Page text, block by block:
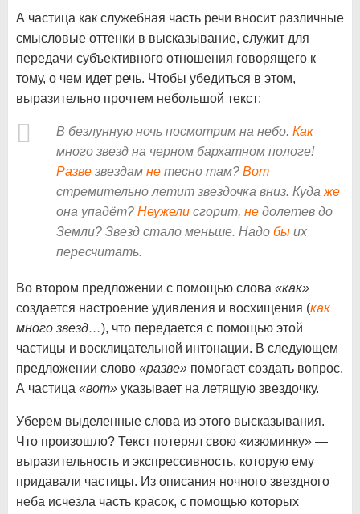
А частица как служебная часть речи вносит различные
смысловые оттенки в высказывание, служит для
передачи субъективного отношения говорящего к
тому, о чем идет речь. Чтобы убедиться в этом,
выразительно прочтем небольшой текст:
В безлунную ночь посмотрим на небо. Как
много звезд на черном бархатном пологе!
Разве звездам не тесно там? Вот
стремительно летит звездочка вниз. Куда же
она упадёт? Неужели сгорит, не долетев до
Земли? Звезд стало меньше. Надо бы их
пересчитать.
Во втором предложении с помощью слова «как»
создается настроение удивления и восхищения (как
много звезд…), что передается с помощью этой
частицы и восклицательной интонации. В следующем
предложении слово «разве» помогает создать вопрос.
А частица «вот» указывает на летящую звездочку.
Уберем выделенные слова из этого высказывания.
Что произошло? Текст потерял свою «изюминку» —
выразительность и экспрессивность, которую ему
придавали частицы. Из описания ночного звездного
неба исчезла часть красок, с помощью которых